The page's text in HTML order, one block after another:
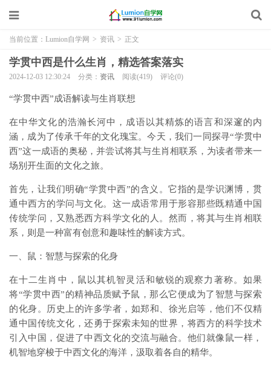
当前位置： Lumion自学网 > 资讯 > 正文
学贯中西是什么生肖，精选答案落实
2024-12-03 12:30:24 分类： 资讯 阅读(419) 评论(0)
“学贯中西”成语解读与生肖联想
在中华文化的浩瀚长河中，成语以其精炼的语言和深邃的内
涵，成为了传承千年的文化瑰宝。今天，我们一同探寻“学贯中
西”这一成语的奥秘，并尝试将其与生肖相联系，为读者带来一
场别开生面的文化之旅。
首先，让我们明确“学贯中西”的含义。它指的是学识渊博，贯
通中西方的学问与文化。这一成语常用于形容那些既精通中国
传统学问，又熟悉西方科学文化的人。然而，将其与生肖相联
系，则是一种富有创意和趣味性的解读方式。
一、鼠：智慧与探索的化身
在十二生肖中，鼠以其机智灵活和敏锐的观察力著称。如果
将“学贯中西”的精神品质赋予鼠，那么它便成为了智慧与探索
的化身。历史上的许多学者，如郑和、徐光启等，他们不仅精
通中国传统文化，还勇于探索未知的世界，将西方的科学技术
引入中国，促进了中西文化的交流与融合。他们就像鼠一样，
机智地穿梭于中西文化的海洋，汲取着各自的精华。